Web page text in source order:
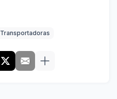
Transportadoras